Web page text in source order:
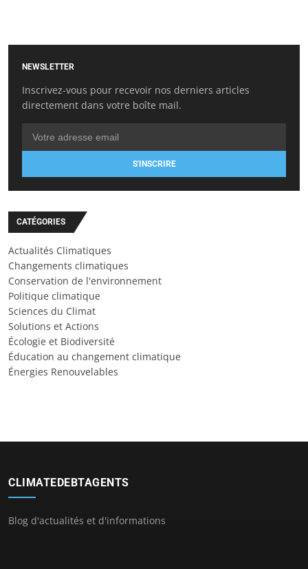
NEWSLETTER
Inscrivez-vous pour recevoir nos derniers articles
directement dans votre boîte mail.
S'INSCRIRE
CATÉGORIES
Actualités Climatiques
Changements climatiques
Conservation de l'environnement
Politique climatique
Sciences du Climat
Solutions et Actions
Écologie et Biodiversité
Éducation au changement climatique
Énergies Renouvelables
CLIMATEDEBTAGENTS
Blog d'actualités et d'informations